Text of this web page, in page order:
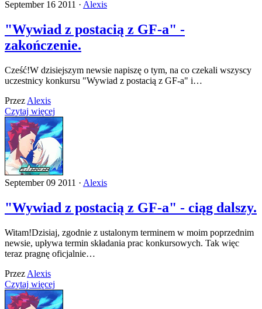
September 16 2011 · Alexis
"Wywiad z postacią z GF-a" -
zakończenie.
Cześć!W dzisiejszym newsie napiszę o tym, na co czekali wszyscy
uczestnicy konkursu "Wywiad z postacią z GF-a" i…
Przez Alexis
Czytaj więcej
September 09 2011 · Alexis
"Wywiad z postacią z GF-a" - ciąg dalszy.
Witam!Dzisiaj, zgodnie z ustalonym terminem w moim poprzednim
newsie, upływa termin składania prac konkursowych. Tak więc
teraz pragnę oficjalnie…
Przez Alexis
Czytaj więcej